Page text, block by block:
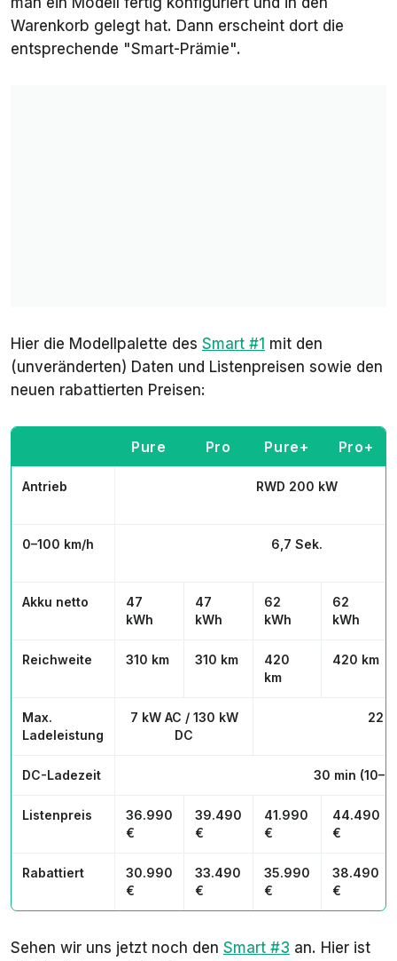
Warenkorb gelegt hat. Dann erscheint dort die
entsprechende "Smart-Prämie".
Hier die Modellpalette des Smart #1 mit den
(unveränderten) Daten und Listenpreisen sowie den
neuen rabattierten Preisen:
Pure Pro Pure+ Pro+
Antrieb RWD 200 kW
0–100 km/h 6,7 Sek.
Akku netto
47
kWh
47
kWh
62
kWh
62
kWh
Reichweite 310 km 310 km
420
km
420 km
Max.
Ladeleistung
7 kW AC / 130 kW
DC
22
DC-Ladezeit 30 min
Listenpreis
36.990
€
39.490
€
41.990
€
44.490
€
Rabattiert
30.990
€
33.490
€
35.990
€
38.490
€
Sehen wir uns jetzt noch den Smart #3 an. Hier ist